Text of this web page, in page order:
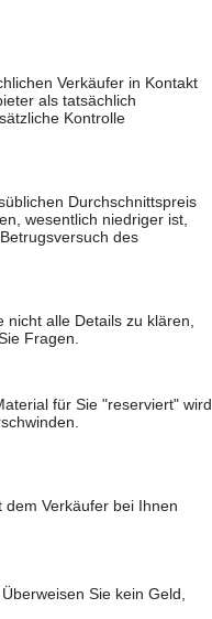
Verkäufer in Kontakt
als tatsächlich
Kontrolle
Durchschnittspreis
wesentlich niedriger ist,
des
alle Details zu klären,
Fragen.
für Sie "reserviert" wird
Verkäufer bei Ihnen
Sie kein Geld,